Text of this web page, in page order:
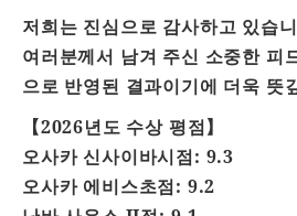
저희는 진심으로 감사하고 있습
여러분께서 남겨 주신 소중한 피
으로 반영된 결과이기에 더욱 뜻
【2026년도 수상 평점】
오사카 신사이바시점: 9.3
오사카 에비스초점: 9.2